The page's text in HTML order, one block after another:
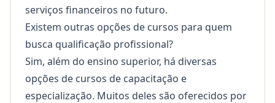
serviços financeiros no futuro.
Existem outras opções de cursos para quem
busca qualificação profissional?
Sim, além do ensino superior, há diversas
opções de cursos de capacitação e
especialização. Muitos deles são oferecidos por